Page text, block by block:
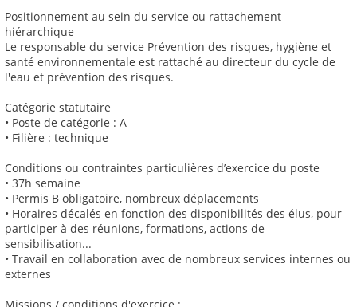
Positionnement au sein du service ou rattachement
hiérarchique
Le responsable du service Prévention des risques, hygiène et
santé environnementale est rattaché au directeur du cycle de
l'eau et prévention des risques.
Catégorie statutaire
• Poste de catégorie : A
• Filière : technique
Conditions ou contraintes particulières d’exercice du poste
• 37h semaine
• Permis B obligatoire, nombreux déplacements
• Horaires décalés en fonction des disponibilités des élus, pour
participer à des réunions, formations, actions de
sensibilisation...
• Travail en collaboration avec de nombreux services internes ou
externes